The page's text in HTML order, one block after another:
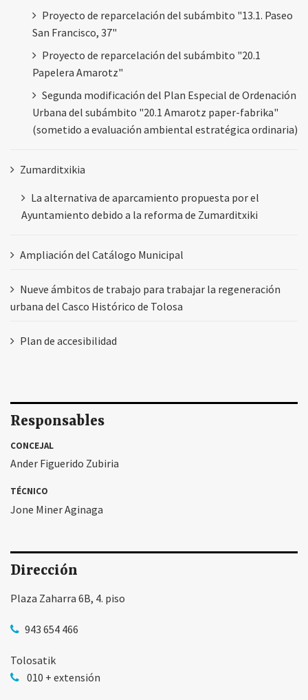
Proyecto de reparcelación del subámbito "13.1. Paseo
San Francisco, 37"
Proyecto de reparcelación del subámbito "20.1
Papelera Amarotz"
Segunda modificación del Plan Especial de Ordenación
Urbana del subámbito "20.1 Amarotz paper-fabrika"
(sometido a evaluación ambiental estratégica ordinaria)
Zumarditxikia
La alternativa de aparcamiento propuesta por el
Ayuntamiento debido a la reforma de Zumarditxiki
Ampliación del Catálogo Municipal
Nueve ámbitos de trabajo para trabajar la regeneración
urbana del Casco Histórico de Tolosa
Plan de accesibilidad
Responsables
CONCEJAL
Ander Figuerido Zubiria
TÉCNICO
Jone Miner Aginaga
Dirección
Plaza Zaharra 6B, 4. piso
943 654 466
Tolosatik
010 + extensión